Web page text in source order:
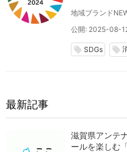
地域ブランド
公開: 2025-08-
local_offer SDGs local_offer
最新記事
滋賀県アンテ
ールを楽しむ